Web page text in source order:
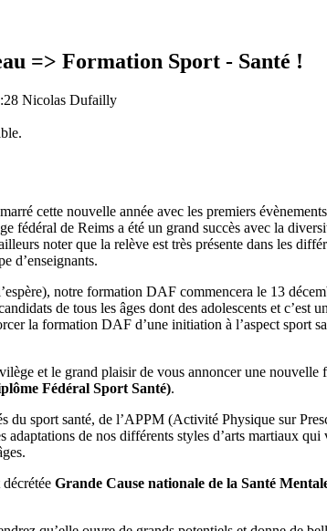
=> Formation Sport - Santé !
Nicolas Dufailly
cette nouvelle année avec les premiers
fédéral de Reims a été un grand succès avec la
noter que la relève est très présente dans les
d’enseignants.
notre formation DAF commencera le 13
de tous les âges dont des adolescents et c’est
la formation DAF d’une initiation à l’aspect sport
et le grand plaisir de vous annoncer une nouvelle
Fédéral Sport Santé).
du sport santé, de l’APPM (Activité Physique sur
adaptations de nos différents styles d’arts martiaux qui
Grande Cause nationale de la Santé